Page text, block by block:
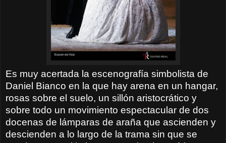
Es muy acertada la escenografía simbolista de
Daniel Bianco en la que hay arena en un hangar,
rosas sobre el suelo, un sillón aristocrático y
sobre todo un movimiento espectacular de dos
docenas de lámparas de araña que ascienden y
descienden a lo largo de la trama sin que se